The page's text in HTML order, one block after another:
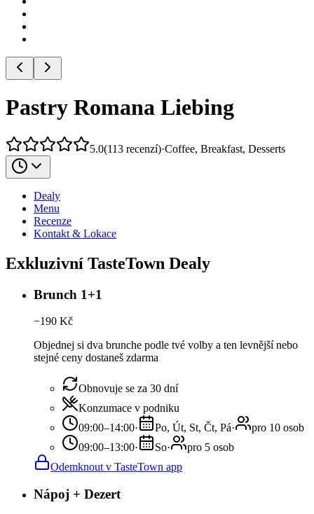
Pastry Romana Liebing
5.0(113 recenzí)·Coffee, Breakfast, Desserts
Dealy
Menu
Recenze
Kontakt & Lokace
Exkluzivní TasteTown Dealy
Brunch 1+1
−190 Kč
Objednej si dva brunche podle tvé volby a ten levnější nebo
stejné ceny dostaneš zdarma
Obnovuje se za 30 dní
Konzumace v podniku
09:00–14:00· Po, Út, St, Čt, Pá·
pro 10 osob
09:00–13:00· So·
pro 5 osob
Odemknout v TasteTown app
Nápoj + Dezert